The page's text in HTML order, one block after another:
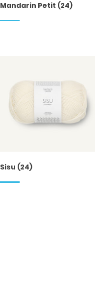
Mandarin Petit (24)
Sisu (24)